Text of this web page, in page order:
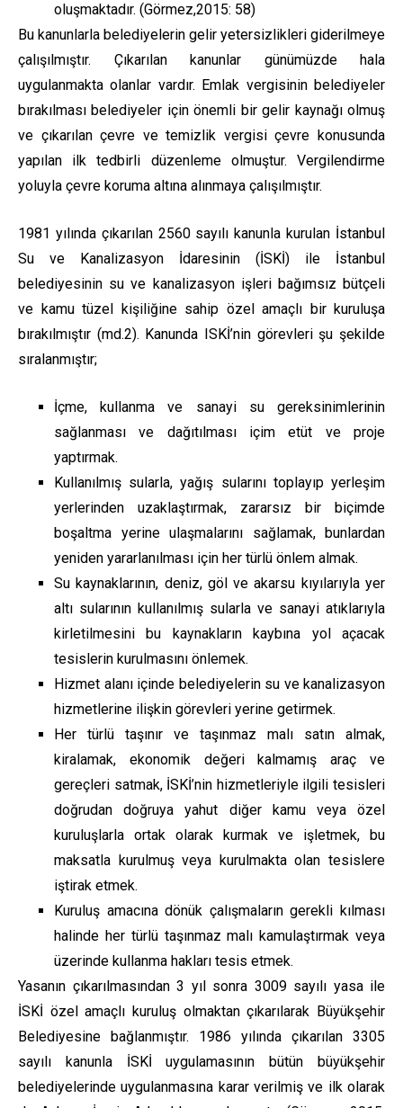
oluşmaktadır. (Görmez,2015: 58)
Bu kanunlarla belediyelerin gelir yetersizlikleri giderilmeye
çalışılmıştır. Çıkarılan kanunlar günümüzde hala
uygulanmakta olanlar vardır. Emlak vergisinin belediyeler
bırakılması belediyeler için önemli bir gelir kaynağı olmuş
ve çıkarılan çevre ve temizlik vergisi çevre konusunda
yapılan ilk tedbirli düzenleme olmuştur. Vergilendirme
yoluyla çevre koruma altına alınmaya çalışılmıştır.
1981 yılında çıkarılan 2560 sayılı kanunla kurulan İstanbul
Su ve Kanalizasyon İdaresinin (İSKİ) ile İstanbul
belediyesinin su ve kanalizasyon işleri bağımsız bütçeli
ve kamu tüzel kişiliğine sahip özel amaçlı bir kuruluşa
bırakılmıştır (md.2). Kanunda ISKİ’nin görevleri şu şekilde
sıralanmıştır;
İçme, kullanma ve sanayi su gereksinimlerinin
sağlanması ve dağıtılması içim etüt ve proje
yaptırmak.
Kullanılmış sularla, yağış sularını toplayıp yerleşim
yerlerinden uzaklaştırmak, zararsız bir biçimde
boşaltma yerine ulaşmalarını sağlamak, bunlardan
yeniden yararlanılması için her türlü önlem almak.
Su kaynaklarının, deniz, göl ve akarsu kıyılarıyla yer
altı sularının kullanılmış sularla ve sanayi atıklarıyla
kirletilmesini bu kaynakların kaybına yol açacak
tesislerin kurulmasını önlemek.
Hizmet alanı içinde belediyelerin su ve kanalizasyon
hizmetlerine ilişkin görevleri yerine getirmek.
Her türlü taşınır ve taşınmaz malı satın almak,
kiralamak, ekonomik değeri kalmamış araç ve
gereçleri satmak, İSKİ’nin hizmetleriyle ilgili tesisleri
doğrudan doğruya yahut diğer kamu veya özel
kuruluşlarla ortak olarak kurmak ve işletmek, bu
maksatla kurulmuş veya kurulmakta olan tesislere
iştirak etmek.
Kuruluş amacına dönük çalışmaların gerekli kılması
halinde her türlü taşınmaz malı kamulaştırmak veya
üzerinde kullanma hakları tesis etmek.
Yasanın çıkarılmasından 3 yıl sonra 3009 sayılı yasa ile
İSKİ özel amaçlı kuruluş olmaktan çıkarılarak Büyükşehir
Belediyesine bağlanmıştır. 1986 yılında çıkarılan 3305
sayılı kanunla İSKİ uygulamasının bütün büyükşehir
belediyelerinde uygulanmasına karar verilmiş ve ilk olarak